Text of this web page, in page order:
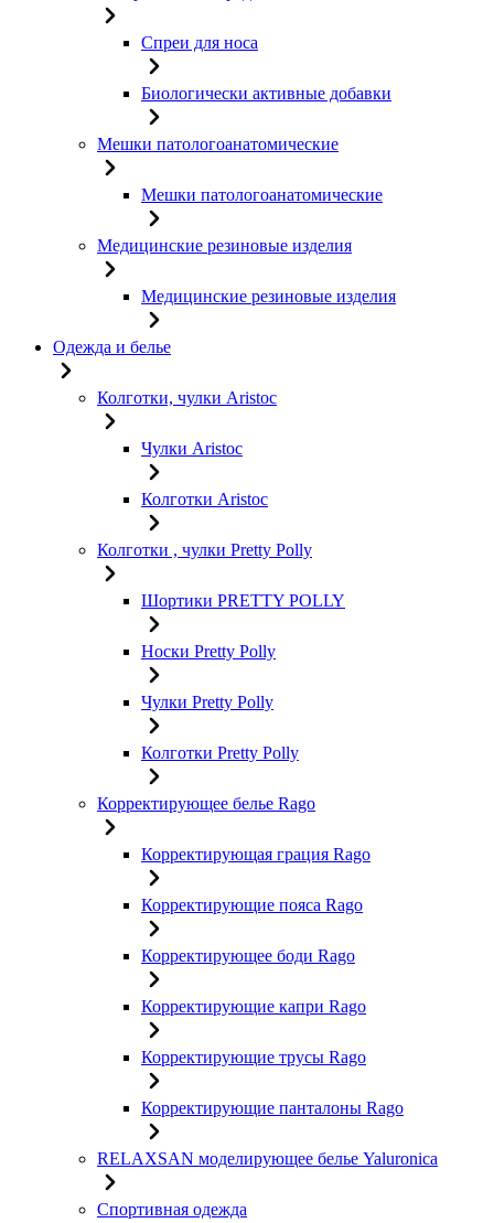
Спреи для носа
Биологически активные добавки
Мешки патологоанатомические
Мешки патологоанатомические
Медицинские резиновые изделия
Медицинские резиновые изделия
Одежда и белье
Колготки, чулки Aristoc
Чулки Aristoc
Колготки Aristoc
Колготки , чулки Pretty Polly
Шортики PRETTY POLLY
Носки Pretty Polly
Чулки Pretty Polly
Колготки Pretty Polly
Корректирующее белье Rago
Корректирующая грация Rago
Корректирующие пояса Rago
Корректирующее боди Rago
Корректирующие капри Rago
Корректирующие трусы Rago
Корректирующие панталоны Rago
RELAXSAN моделирующее белье Yaluroniсa
Спортивная одежда